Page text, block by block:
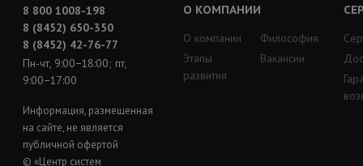
8 800 1008-198
8 (8452) 650-350
8 (8452) 42-76-77
Пн-чт, 9:00−18:00; пт,
9:00−17:00
Информация, размещенная
на сайте, не является
публичной офертой
© «Центр систем
О КОМПАНИИ
О компании
Этапы
развития
Философия
Вакансии